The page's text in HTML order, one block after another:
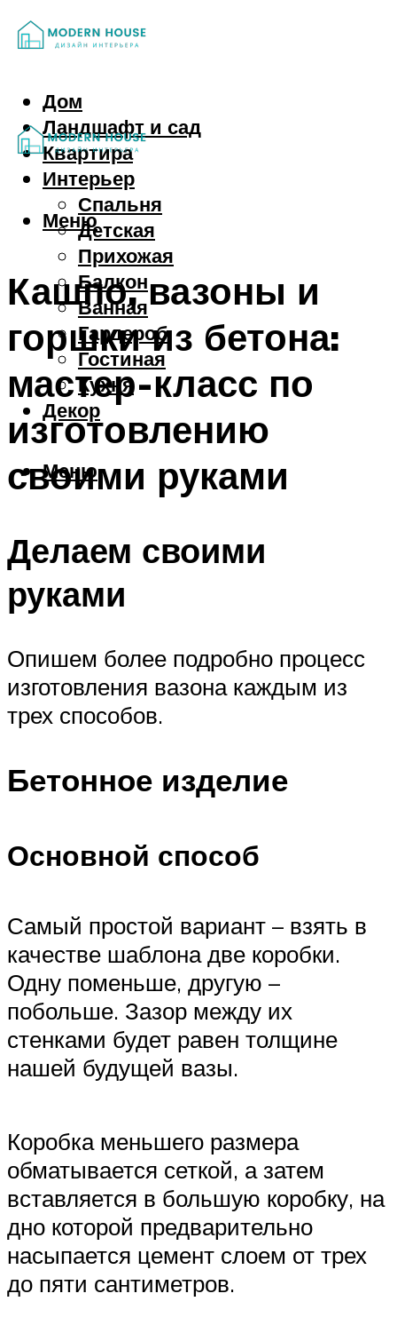
Дом
Ландшафт и сад
Квартира
Интерьер
Спальня
Детская
Прихожая
Балкон
Ванная
Гардероб
Гостиная
Кухня
Декор
Меню
Меню
Кашпо, вазоны и
горшки из бетона:
мастер-класс по
изготовлению
своими руками
Делаем своими
руками
Опишем более подробно процесс
изготовления вазона каждым из
трех способов.
Бетонное изделие
Основной способ
Самый простой вариант – взять в
качестве шаблона две коробки.
Одну поменьше, другую –
побольше. Зазор между их
стенками будет равен толщине
нашей будущей вазы.
Коробка меньшего размера
обматывается сеткой, а затем
вставляется в большую коробку, на
дно которой предварительно
насыпается цемент слоем от трех
до пяти сантиметров.